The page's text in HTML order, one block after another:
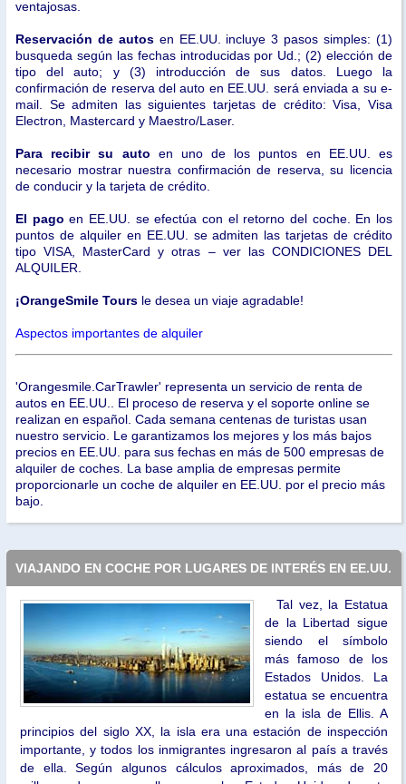
ventajosas.
Reservación de autosen EE.UU. incluye 3 pasos simples: (1)
busqueda según las fechas introducidas por Ud.; (2) elección de
tipo del auto; y (3) introducción de sus datos. Luego la
confirmación de reserva del auto en EE.UU. será enviada a su e-
mail. Se admiten las siguientes tarjetas de crédito: Visa, Visa
Electron, Mastercard y Maestro/Laser.
Para recibir su auto en uno de los puntos en EE.UU. es
necesario mostrar nuestra confirmación de reserva, su licencia
de conducir y la tarjeta de crédito.
El pago en EE.UU. se efectúa con el retorno del coche. En los
puntos de alquiler en EE.UU. se admiten las tarjetas de crédito
tipo VISA, MasterCard y otras – ver las CONDICIONES DEL
ALQUILER.
¡OrangeSmile Tours le desea un viaje agradable!
Aspectos importantes de alquiler
'Orangesmile.CarTrawler' representa un servicio de renta de
autos en EE.UU.. El proceso de reserva y el soporte online se
realizan en español. Cada semana centenas de turistas usan
nuestro servicio. Le garantizamos los mejores y los más bajos
precios en EE.UU. para sus fechas en más de 500 empresas de
alquiler de coches. La base amplia de empresas permite
proporcionarle un coche de alquiler en EE.UU. por el precio más
bajo.
VIAJANDO EN COCHE POR LUGARES DE INTERÉS EN EE.UU.
Tal vez, la Estatua
de la Libertad sigue
siendo el símbolo
más famoso de los
Estados Unidos. La
estatua se encuentra
en la isla de Ellis. A
principios del siglo XX, la isla era una estación de inspección
importante, y todos los inmigrantes ingresaron al país a través
de ella. Según algunos cálculos aproximados, más de 20